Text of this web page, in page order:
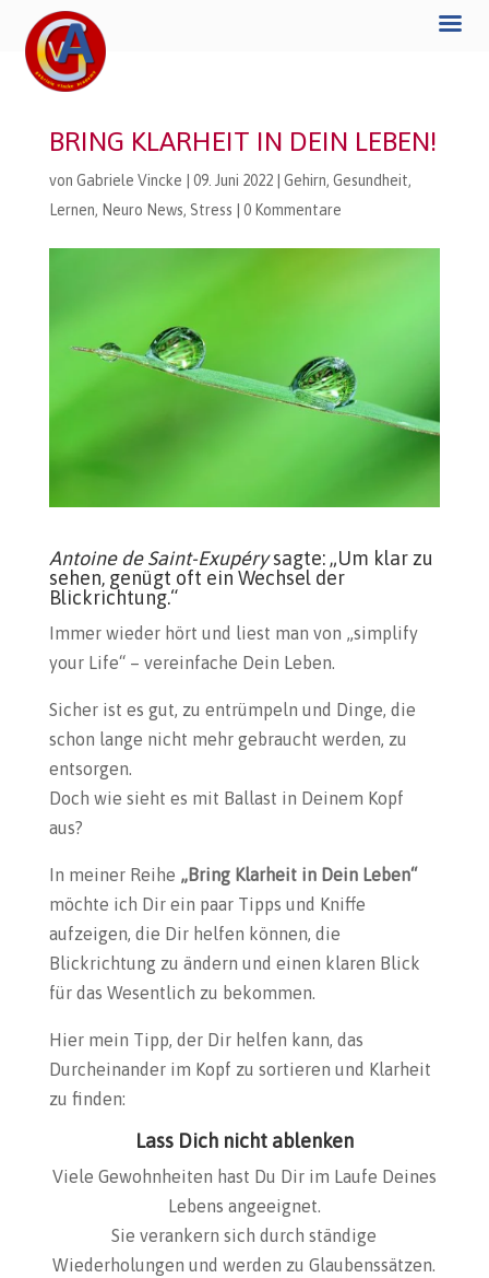
BRING KLARHEIT IN DEIN LEBEN!
von Gabriele Vincke 09. Juni 2022| Gehirn, Gesundheit,
Lernen, Neuro News, Stress 0 Kommentare
Antoine de Saint-Exupérysagte: „Um klar zu
sehen, genügt oft ein Wechsel der
Blickrichtung.“
Immer wieder hört und liest man von „simplify
your Life“ – vereinfache Dein Leben.
Sicher ist es gut, zu entrümpeln und Dinge, die
schon lange nicht mehr gebraucht werden, zu
entsorgen.
Doch wie sieht es mit Ballast in Deinem Kopf
aus?
In meiner Reihe „Bring Klarheit in Dein Leben“
möchte ich Dir ein paar Tipps und Kniffe
aufzeigen, die Dir helfen können, die
Blickrichtung zu ändern und einen klaren Blick
für das Wesentlich zu bekommen.
Hier mein Tipp, der Dir helfen kann, das
Durcheinander im Kopf zu sortieren und Klarheit
zu finden:
Lass Dich nicht ablenken
Viele Gewohnheiten hast Du Dir im Laufe Deines
Lebens angeeignet.
Sie verankern sich durch ständige
Wiederholungen und werden zu Glaubenssätzen.